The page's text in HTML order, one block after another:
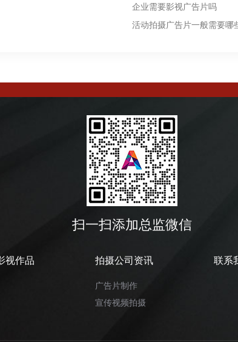
企业需要影视广告片吗
活动拍摄广告片一般需要哪
扫一扫添加总监微信
视作品 拍摄公司资讯
广告片制作
宣传视频拍摄
联系